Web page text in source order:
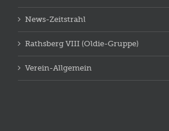
News-Zeitstrahl
Rathsberg VIII (Oldie-Gruppe)
Verein-Allgemein